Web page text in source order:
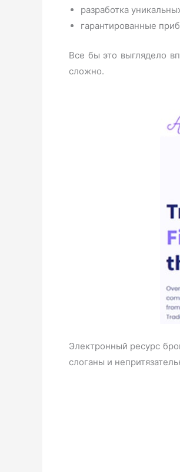
разработка
гарантированные
Все бы это выглядело
сложно.
Электронный ресурс
слоганы и